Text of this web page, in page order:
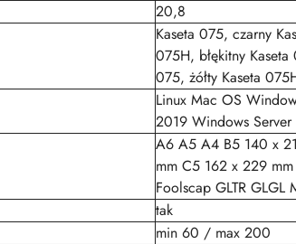
20,8
Kaseta 075, czarny
075H, błękitny
075, żółty Kaseta
Linux Mac OS
2019 Windows
A6 A5 A4 B5 140 x
mm C5 162 x 229
Foolscap GLTR
tak
min 60 / max 200